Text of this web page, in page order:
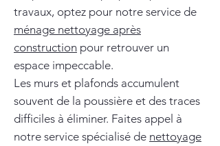
travaux, optez pour notre service de
ménage nettoyage après
construction pour retrouver un
espace impeccable.
Les murs et plafonds accumulent
souvent de la poussière et des traces
difficiles à éliminer. Faites appel à
notre service spécialisé de nettoyage